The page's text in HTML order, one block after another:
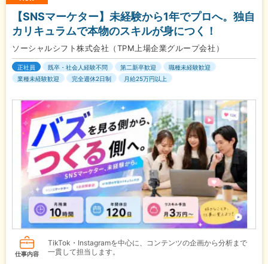
【SNSマーケター】未経験から1年でプロへ。独自
カリキュラムで本物のスキルが身につく！
ソーシャルシフト株式会社（TPM上場企業グループ会社）
正社員 既卒・社会人経験不問 第二新卒歓迎
職種未経験歓迎
業種未経験歓迎
完全週休2日制 月給25万円以上
仕事内容
TikTok・Instagramを中心に、コンテンツの企画から分析まで
一貫して担当します。